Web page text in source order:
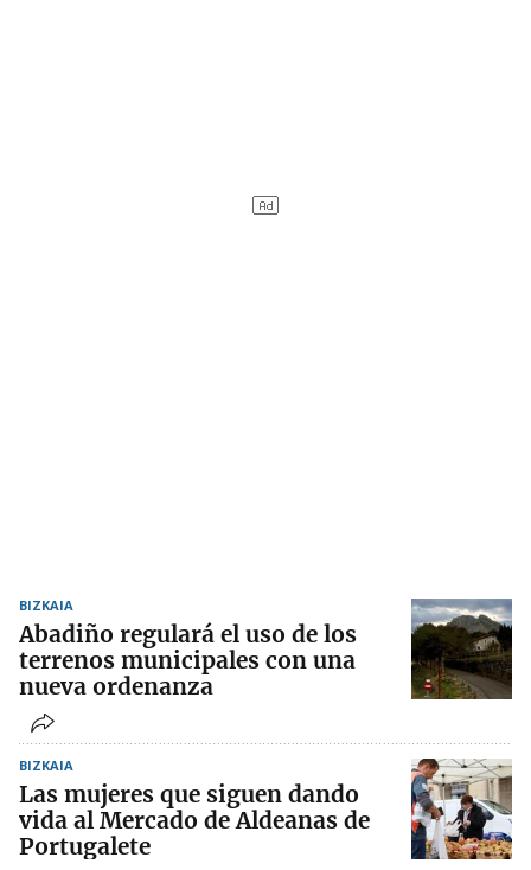
BIZKAIA
Abadiño regulará el uso de los
terrenos municipales con una
nueva ordenanza
BIZKAIA
Las mujeres que siguen dando
vida al Mercado de Aldeanas de
Portugalete